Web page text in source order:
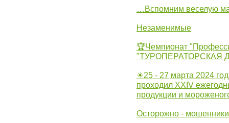
…Вспомним веселую
Незаменимые
🏆Чемпионат
"ТУРОПЕРАТОРСКАЯ
☀25 - 27 марта 2024
проходил XXIV
продукции и
Осторожно -